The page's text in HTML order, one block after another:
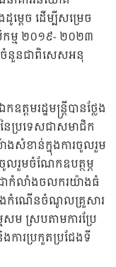
តេច ដើម្បីសម្រេច
កម្ម ២០១៩- ២០២៣
នួនជាពិសេសអនុ
តមរដ្ឋមន្ត្រីបានថ្លែង
ប្រទេសជាសមាជិក
សំខាន់ក្នុងការចូលរួម
លរួមចំណែកឧបត្ថម្ភ
ជាកំលាំងចលករយ៉ាងធំ
ងកំណើនចំណូលគ្រួសារ
ស្របតាមការប្រែ
ការប្រកួតប្រជែងទី